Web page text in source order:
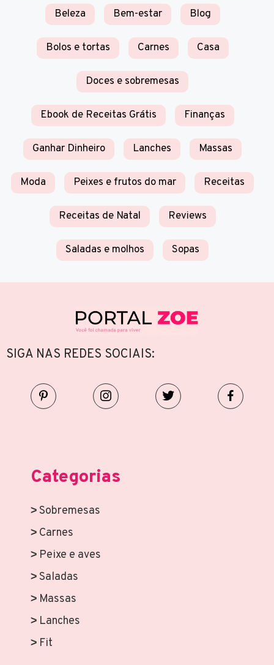
Beleza Bem-estar Blog
Bolos e tortas Carnes Casa
Doces e sobremesas
Ebook de Receitas Grátis Finanças
Ganhar Dinheiro Lanches Massas
Moda Peixes e frutos do mar Receitas
Receitas de Natal Reviews
Saladas e molhos Sopas
SIGA NAS REDES SOCIAIS:
Categorias
Sobremesas
Carnes
Peixe e aves
Saladas
Massas
Lanches
Fit